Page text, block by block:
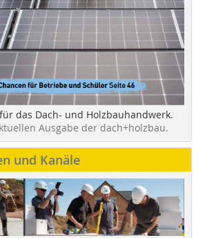
das Dach- und Holzbauhandwerk.
Ausgabe der dach+holzbau.
und Kanäle